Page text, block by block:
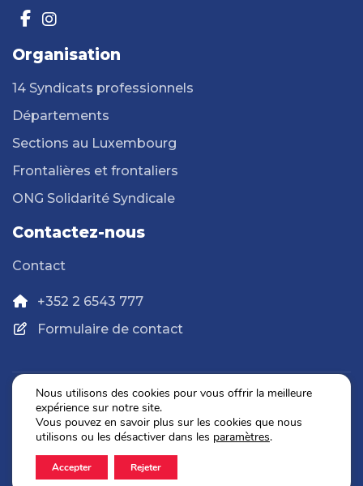
Organisation
14 Syndicats professionnels
Départements
Sections au Luxembourg
Frontalières et frontaliers
ONG Solidarité Syndicale
Contactez-nous
Contact
+352 2 6543 777
Formulaire de contact
Politique de confidentialité
Mentions légales
2026 © OGBL. Tous droits réservés.
Nous utilisons des cookies pour vous offrir la meilleure
expérience sur notre site.
Vous pouvez en savoir plus sur les cookies que nous
utilisons ou les désactiver dans les paramètres.
Accepter Rejeter